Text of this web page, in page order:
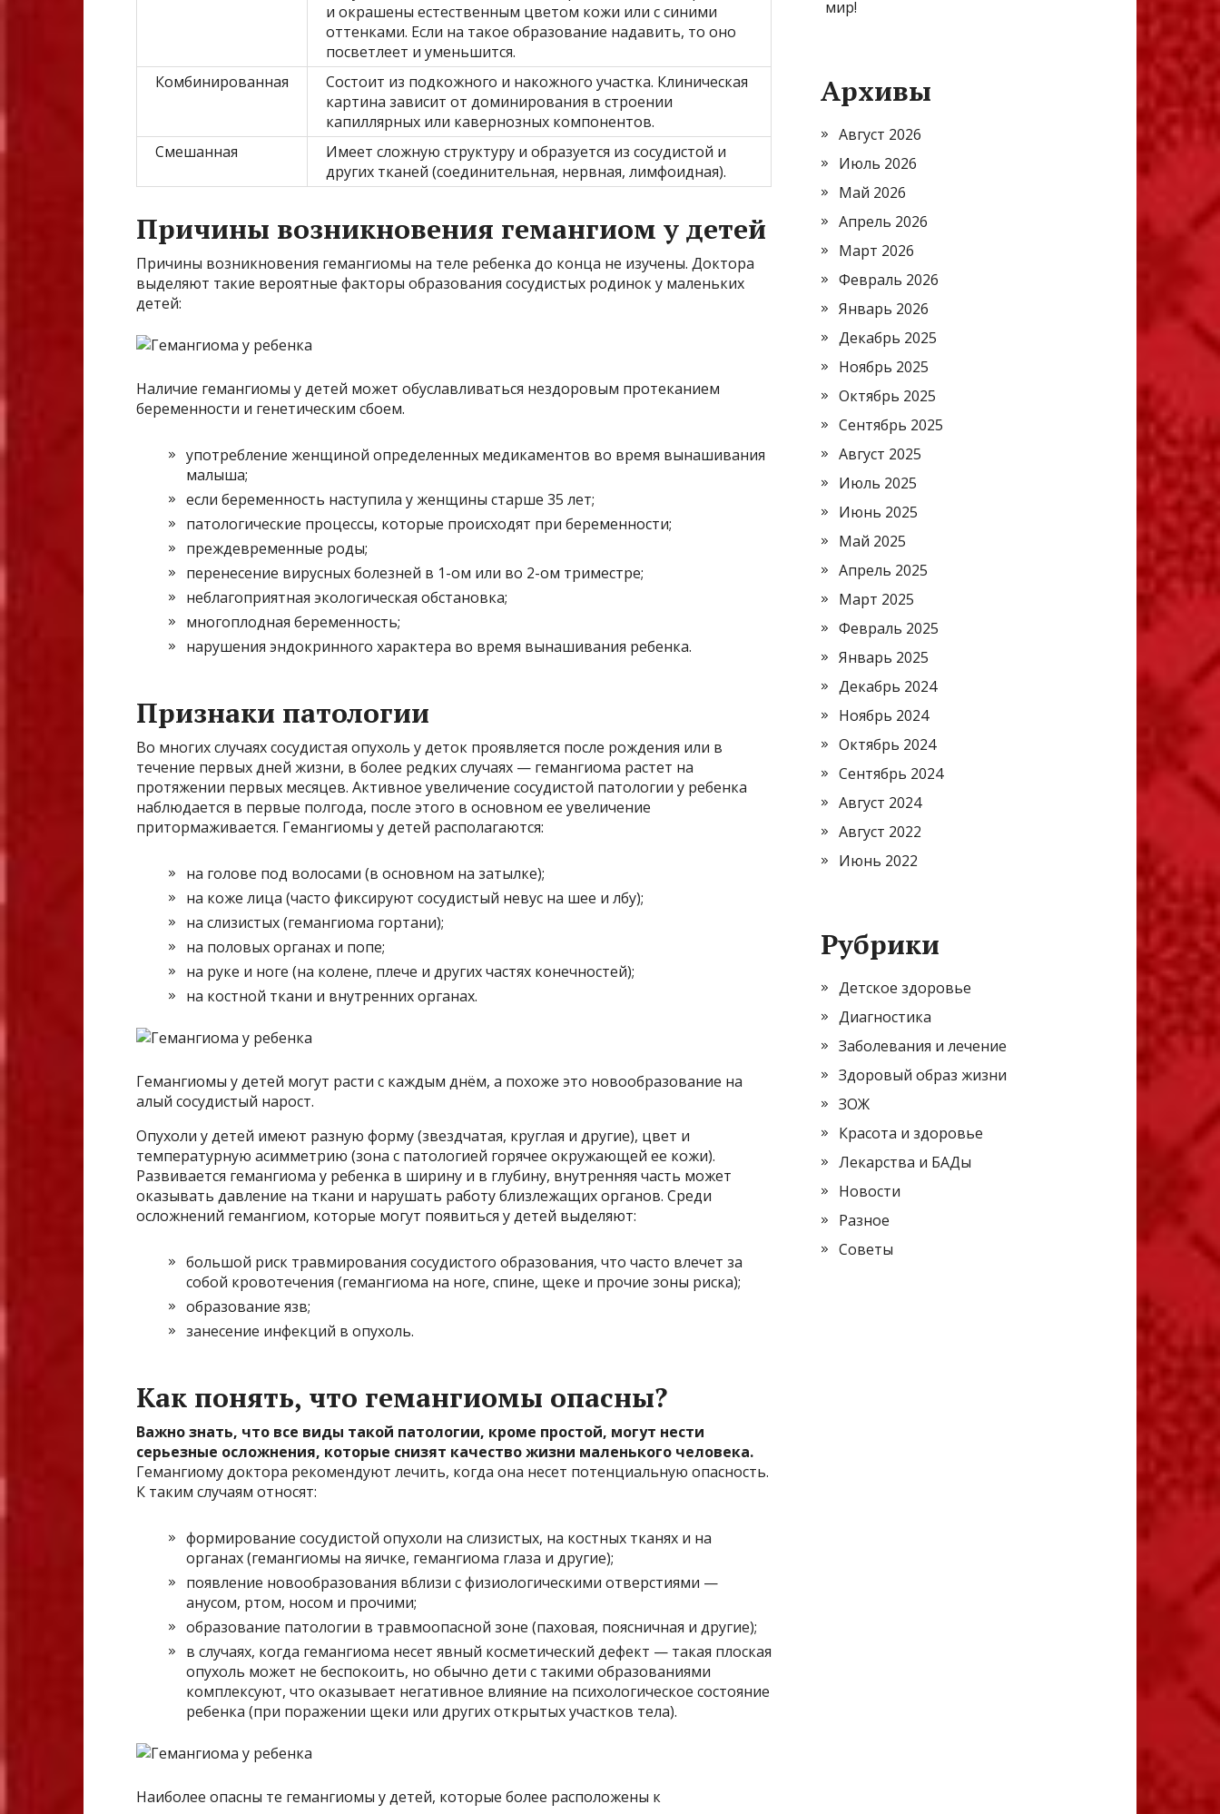
и окрашены естественным цветом кожи или с синими
оттенками. Если на такое образование надавить, то оно
посветлеет и уменьшится.
Комбинированная
Состоит из подкожного и накожного участка. Клиническая
картина зависит от доминирования в строении
капиллярных или кавернозных компонентов.
Смешанная
Имеет сложную структуру и образуется из сосудистой и
других тканей (соединительная, нервная, лимфоидная).
Причины возникновения гемангиом у детей
Причины возникновения гемангиомы на теле ребенка до конца не изучены. Доктора
выделяют такие вероятные факторы образования сосудистых родинок у маленьких
детей:
Наличие гемангиомы у детей может обуславливаться нездоровым протеканием
беременности и генетическим сбоем.
употребление женщиной определенных медикаментов во время вынашивания
малыша;
если беременность наступила у женщины старше 35 лет;
патологические процессы, которые происходят при беременности;
преждевременные роды;
перенесение вирусных болезней в 1-ом или во 2-ом триместре;
неблагоприятная экологическая обстановка;
многоплодная беременность;
нарушения эндокринного характера во время вынашивания ребенка.
Признаки патологии
Во многих случаях сосудистая опухоль у деток проявляется после рождения или в
течение первых дней жизни, в более редких случаях — гемангиома растет на
протяжении первых месяцев. Активное увеличение сосудистой патологии у ребенка
наблюдается в первые полгода, после этого в основном ее увеличение
притормаживается. Гемангиомы у детей располагаются:
на голове под волосами (в основном на затылке);
на коже лица (часто фиксируют сосудистый невус на шее и лбу);
на слизистых (гемангиома гортани);
на половых органах и попе;
на руке и ноге (на колене, плече и других частях конечностей);
на костной ткани и внутренних органах.
Гемангиомы у детей могут расти с каждым днём, а похоже это новообразование на
алый сосудистый нарост.
Опухоли у детей имеют разную форму (звездчатая, круглая и другие), цвет и
температурную асимметрию (зона с патологией горячее окружающей ее кожи).
Развивается гемангиома у ребенка в ширину и в глубину, внутренняя часть может
оказывать давление на ткани и нарушать работу близлежащих органов. Среди
осложнений гемангиом, которые могут появиться у детей выделяют:
большой риск травмирования сосудистого образования, что часто влечет за
собой кровотечения (гемангиома на ноге, спине, щеке и прочие зоны риска);
образование язв;
занесение инфекций в опухоль.
Как понять, что гемангиомы опасны?
Важно знать, что все виды такой патологии, кроме простой, могут нести
серьезные осложнения, которые снизят качество жизни маленького человека.
Гемангиому доктора рекомендуют лечить, когда она несет потенциальную опасность.
К таким случаям относят:
формирование сосудистой опухоли на слизистых, на костных тканях и на
органах (гемангиомы на яичке, гемангиома глаза и другие);
появление новообразования вблизи с физиологическими отверстиями —
анусом, ртом, носом и прочими;
образование патологии в травмоопасной зоне (паховая, поясничная и другие);
в случаях, когда гемангиома несет явный косметический дефект — такая плоская
опухоль может не беспокоить, но обычно дети с такими образованиями
комплексуют, что оказывает негативное влияние на психологическое состояние
ребенка (при поражении щеки или других открытых участков тела).
Наиболее опасны те гемангиомы у детей, которые более расположены к
мир!
Архивы
Август 2026
Июль 2026
Май 2026
Апрель 2026
Март 2026
Февраль 2026
Январь 2026
Декабрь 2025
Ноябрь 2025
Октябрь 2025
Сентябрь 2025
Август 2025
Июль 2025
Июнь 2025
Май 2025
Апрель 2025
Март 2025
Февраль 2025
Январь 2025
Декабрь 2024
Ноябрь 2024
Октябрь 2024
Сентябрь 2024
Август 2024
Август 2022
Июнь 2022
Рубрики
Детское здоровье
Диагностика
Заболевания и лечение
Здоровый образ жизни
ЗОЖ
Красота и здоровье
Лекарства и БАДы
Новости
Разное
Советы